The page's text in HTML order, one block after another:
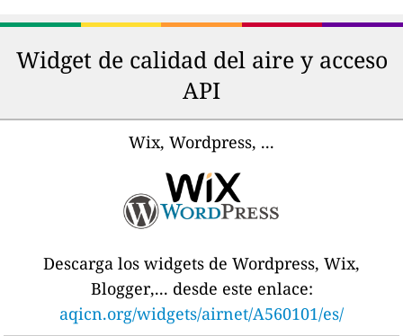
Widget de calidad del aire y acceso
API
Wix, Wordpress, ...
Descarga los widgets de Wordpress, Wix,
Blogger,... desde este enlace:
aqicn.org/widgets/airnet/A560101/es/